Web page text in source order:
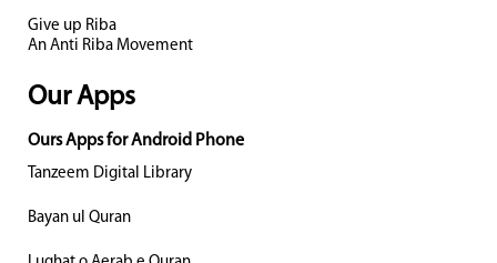
Give up Riba
An Anti Riba Movement
Our Apps
Ours Apps for Android Phone
Tanzeem Digital Library
Bayan ul Quran